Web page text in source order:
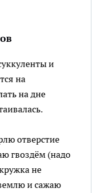
и
на
на дне
отверстие
гвоздём (надо
не
и сажаю